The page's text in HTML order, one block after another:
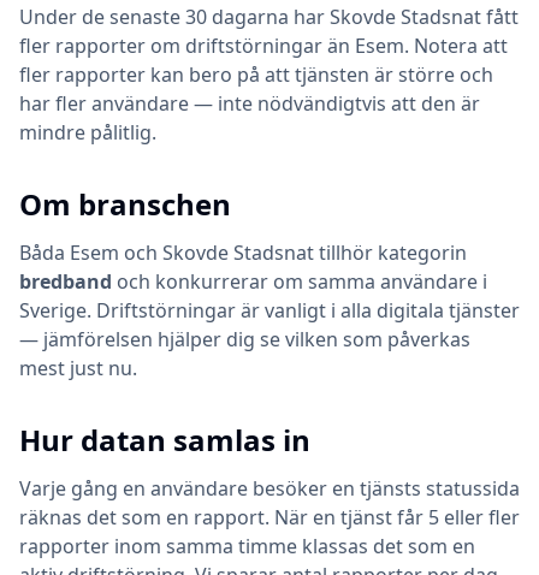
Under de senaste 30 dagarna har Skovde Stadsnat fått
fler rapporter om driftstörningar än Esem. Notera att
fler rapporter kan bero på att tjänsten är större och
har fler användare — inte nödvändigtvis att den är
mindre pålitlig.
Om branschen
Båda Esem och Skovde Stadsnattillhör kategorin
bredband och konkurrerar om samma användare i
Sverige. Driftstörningar är vanligt i alla digitala tjänster
— jämförelsen hjälper dig se vilken som påverkas
mest just nu.
Hur datan samlas in
Varje gång en användare besöker en tjänsts statussida
räknas det som en rapport. När en tjänst får 5 eller fler
rapporter inom samma timme klassas det som en